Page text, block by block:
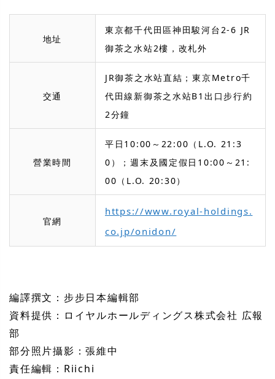
地址
東京都千代田區神田駿河台2-6 JR
御茶之水站2樓，改札外
交通
JR御茶之水站直結；東京Metro千
代田線新御茶之水站B1出口步行約
2分鐘
營業時間
平日10:00～22:00（L.O. 21:3
0）；週末及國定假日10:00～21:
00（L.O. 20:30）
官網
https://www.royal-holdings.
co.jp/onidon/
編譯撰文：步步日本編輯部
資料提供：ロイヤルホールディングス株式会社 広報
部
部分照片攝影：張維中
責任編輯：Riichi